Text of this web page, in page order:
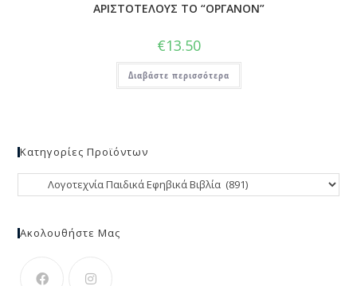
ΑΡΙΣΤΟΤΕΛΟΥΣ ΤΟ “ΟΡΓΑΝΟΝ”
€13.50
Διαβάστε περισσότερα
Κατηγορίες Προϊόντων
Ακολουθήστε Μας